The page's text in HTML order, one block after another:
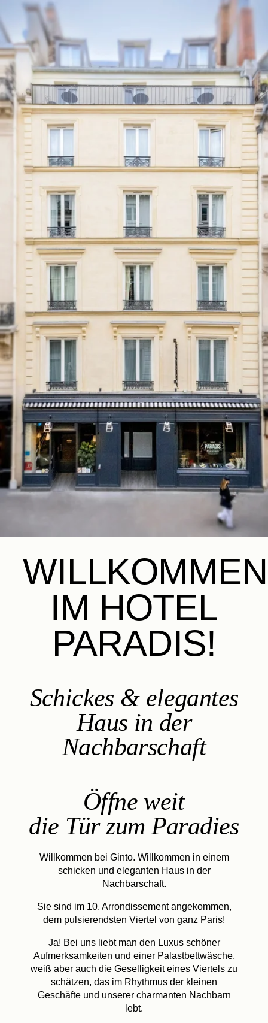
WILLKOMMEN
IM HOTEL
PARADIS!
Schickes & elegantes
Haus in der
Nachbarschaft
Öffne weit
die Tür zum Paradies
Willkommen bei Ginto. Willkommen in einem
schicken und eleganten Haus in der
Nachbarschaft.
Sie sind im 10. Arrondissement angekommen,
dem pulsierendsten Viertel von ganz Paris!
Ja! Bei uns liebt man den Luxus schöner
Aufmerksamkeiten und einer Palastbettwäsche,
weiß aber auch die Geselligkeit eines Viertels zu
schätzen, das im Rhythmus der kleinen
Geschäfte und unserer charmanten Nachbarn
lebt.
DEFRENESIT